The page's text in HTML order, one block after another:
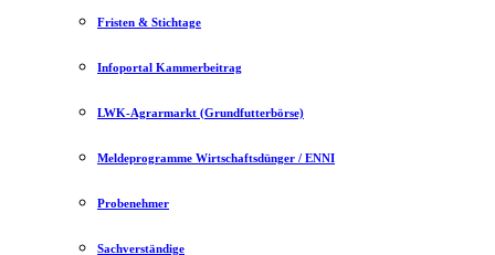
Fristen & Stichtage
Infoportal Kammerbeitrag
LWK-Agrarmarkt (Grundfutterbörse)
Meldeprogramme Wirtschaftsdünger / ENNI
Probenehmer
Sachverständige